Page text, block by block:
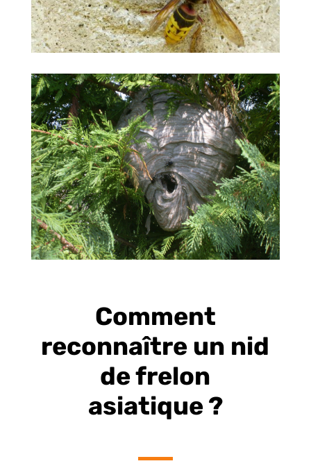
Comment
reconnaître un nid
de frelon
asiatique ?